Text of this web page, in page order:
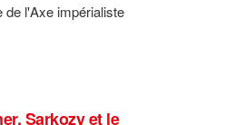
de l'Axe impérialiste
Sarkozy et le